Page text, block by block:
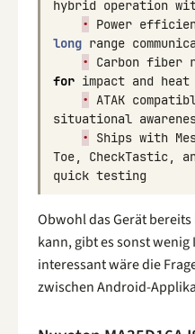
hybrid operation
•
Power
long range
•
Carbon fiber
for impact and heat
• ATAK
situational
•
Ships with
Toe, CheckTastic,
quick testing
Obwohl das Gerät
kann, gibt es sonst
interessant wäre die
zwischen Android-